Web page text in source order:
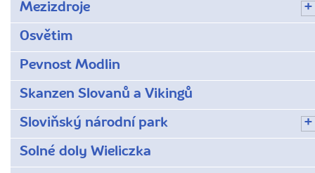
Mezizdroje
Osvětim
Pevnost Modlin
Skanzen Slovanů a Vikingů
Sloviňský národní park
Solné doly Wieliczka